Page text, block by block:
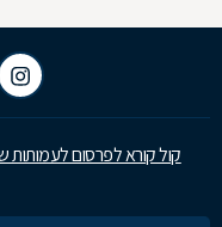
קול קורא לפרסום לעמותות